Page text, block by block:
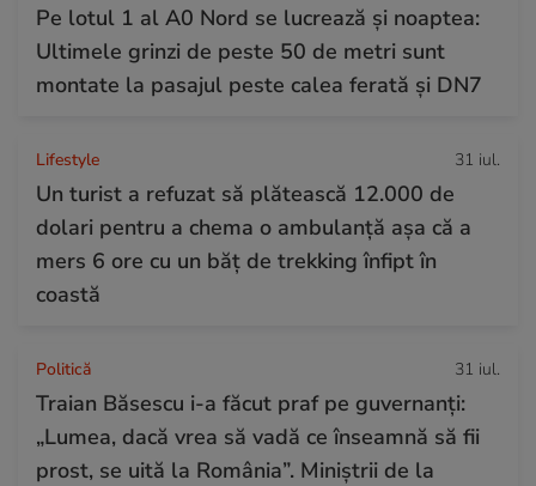
Pe lotul 1 al A0 Nord se lucrează și noaptea:
Ultimele grinzi de peste 50 de metri sunt
montate la pasajul peste calea ferată și DN7
Lifestyle 31 iul.
Un turist a refuzat să plătească 12.000 de
dolari pentru a chema o ambulanță așa că a
mers 6 ore cu un băț de trekking înfipt în
coastă
Politică 31 iul.
Traian Băsescu i-a făcut praf pe guvernanți:
„Lumea, dacă vrea să vadă ce înseamnă să fii
prost, se uită la România”. Miniștrii de la